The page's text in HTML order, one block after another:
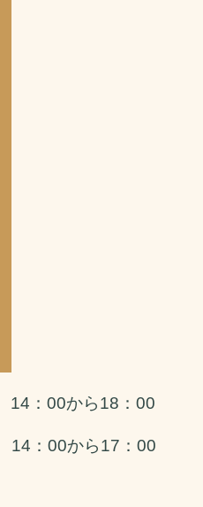
：00から18：00
14：00から17：00